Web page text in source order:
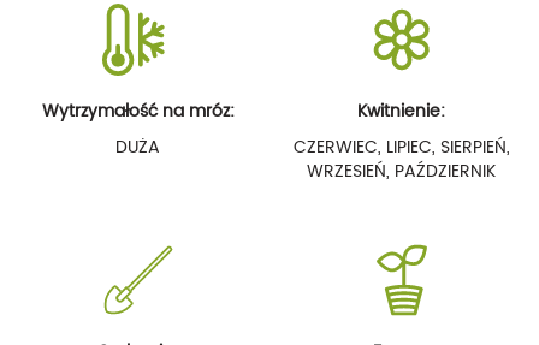
Wytrzymałość na mróz:
DUŻA
Kwitnienie:
CZERWIEC, LIPIEC, SIERPIEŃ,
WRZESIEŃ, PAŹDZIERNIK